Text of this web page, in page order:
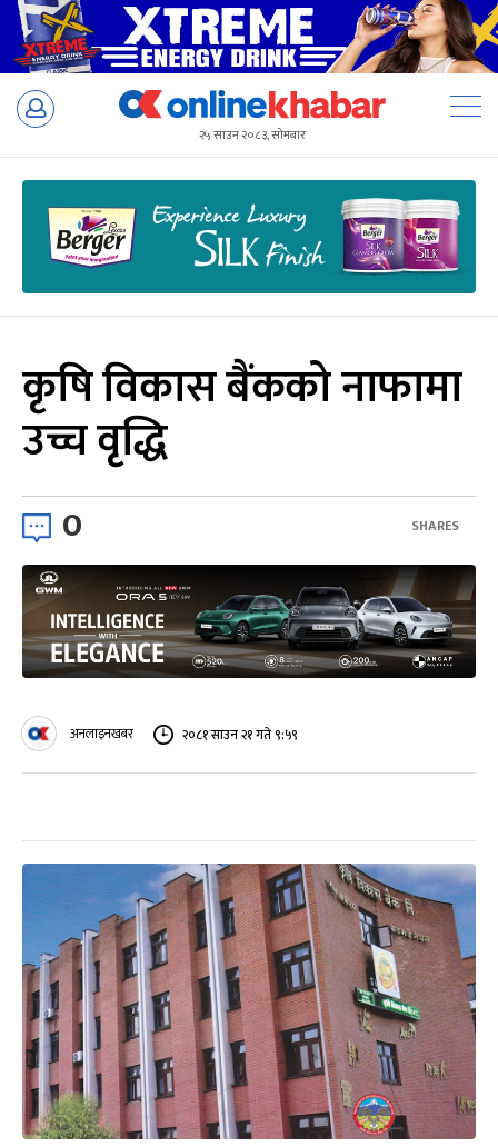
Skip
२५ साउन २०८३, सोमबार
कृषि विकास बैंकको नाफामा
उच्च वृद्धि
0 SHARES
अनलाइनखबर २०८१ साउन २१ गते ९:५९